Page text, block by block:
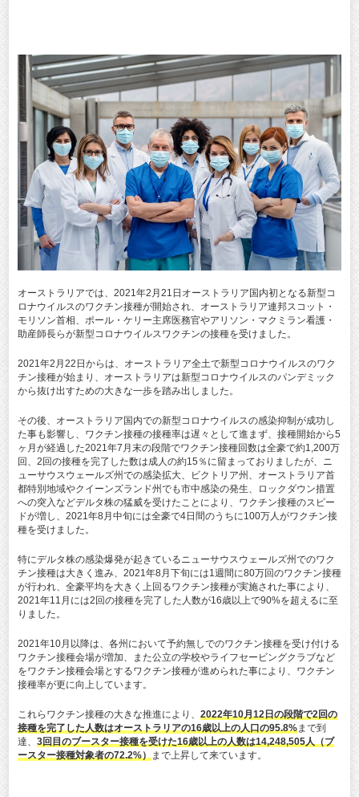
オーストラリアでは、2021年2月21日オーストラリア国内初となる新型コ
ロナウイルスのワクチン接種が開始され、オーストラリア連邦スコット・
モリソン首相、ポール・ケリー主席医務官やアリソン・マクミラン看護・
助産師長らが新型コロナウイルスワクチンの接種を受けました。
2021年2月22日からは、オーストラリア全土で新型コロナウイルスのワク
チン接種が始まり、オーストラリアは新型コロナウイルスのパンデミック
から抜け出すための大きな一歩を踏み出しました。
その後、オーストラリア国内での新型コロナウイルスの感染抑制が成功し
た事も影響し、ワクチン接種の接種率は遅々として進まず、接種開始から5
ヶ月が経過した2021年7月末の段階でワクチン接種回数は全豪で約1,200万
回、2回の接種を完了した数は成人の約15％に留まっておりましたが、ニ
ューサウスウェールズ州での感染拡大、ビクトリア州、オーストラリア首
都特別地域やクイーンズランド州でも市中感染の発生、ロックダウン措置
への突入などデルタ株の猛威を受けたことにより、ワクチン接種のスピー
ドが増し、2021年8月中旬には全豪で4日間のうちに100万人がワクチン接
種を受けました。
特にデルタ株の感染爆発が起きているニューサウスウェールズ州でのワク
チン接種は大きく進み、2021年8月下旬には1週間に80万回のワクチン接種
が行われ、全豪平均を大きく上回るワクチン接種が実施された事により、
2021年11月には2回の接種を完了した人数が16歳以上で90%を超えるに至
りました。
2021年10月以降は、各州において予約無しでのワクチン接種を受け付ける
ワクチン接種会場が増加、また公立の学校やライフセービングクラブなど
をワクチン接種会場とするワクチン接種が進められた事により、ワクチン
接種率が更に向上しています。
これらワクチン接種の大きな推進により、 2022年10月12日の段階で2回の
接種を完了した人数はオーストラリアの16歳以上の人口の95.8%まで到
達、 3回目のブースター接種を受けた16歳以上の人数は14,248,505人（ブ
ースター接種対象者の72.2%）まで上昇して来ています。